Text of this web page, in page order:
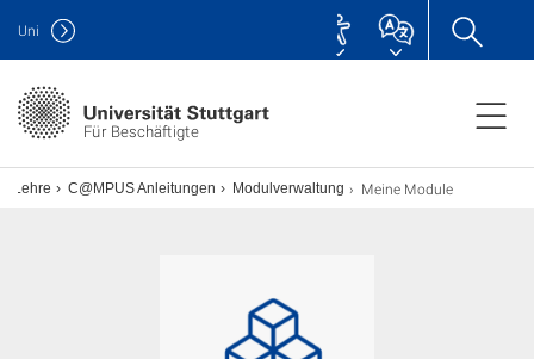
Für Beschäftigte
Uni
Lehre C@MPUS Anleitungen Modulverwaltung Meine Module